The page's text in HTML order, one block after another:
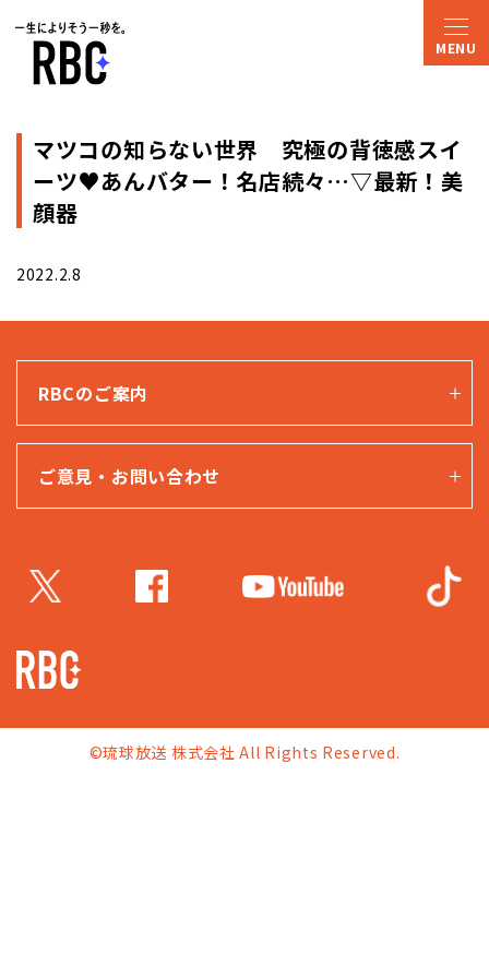
マツコの知らない世界 究極の背徳感スイ
ーツ♥あんバター！名店続々…▽最新！美
顔器
2022.2.8
RBCのご案内
ご意見・お問い合わせ
©琉球放送 株式会社 All Rights Reserved.